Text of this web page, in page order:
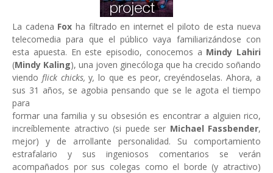
La cadena Fox ha filtrado en internet el piloto de esta nueva
telecomedia para que el público vaya familiarizándose con
esta apuesta. En este episodio, conocemos a Mindy Lahiri
(Mindy Kaling), una joven ginecóloga que ha crecido soñando
viendo flick chicks, y, lo que es peor, creyéndoselas. Ahora, a
sus 31 años, se agobia pensando que se le agota el tiempo
para
formar una familia y su obsesión es encontrar a alguien rico,
increíblemente atractivo (si puede ser Michael Fassbender,
mejor) y de arrollante personalidad. Su comportamiento
estrafalario y sus ingeniosos comentarios se verán
acompañados por sus colegas como el borde (y atractivo)